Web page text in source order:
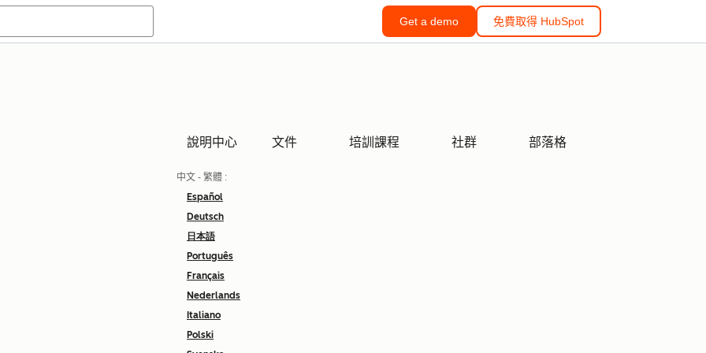
Get a demo 免費取得 HubSpot
說明中心 文件 培訓課程 社群 部落格
中文 - 繁體 :
Español
Deutsch
日本語
Português
Français
Nederlands
Italiano
Polski